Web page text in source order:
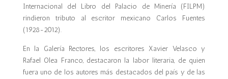
Internacional del Libro del Palacio de Minería (FILPM)
rindieron tributo al escritor mexicano Carlos Fuentes
(1928-2012).
En la Galería Rectores, los escritores Xavier Velasco y
Rafael Olea Franco, destacaron la labor literaria, de quien
fuera uno de los autores más destacados del país y de las